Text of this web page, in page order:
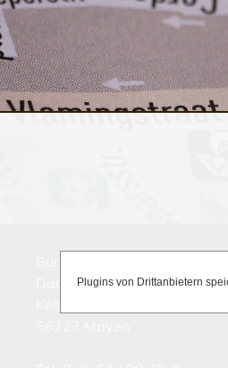
Dachdeckerhandwerks
Plugins von Drittanbietern